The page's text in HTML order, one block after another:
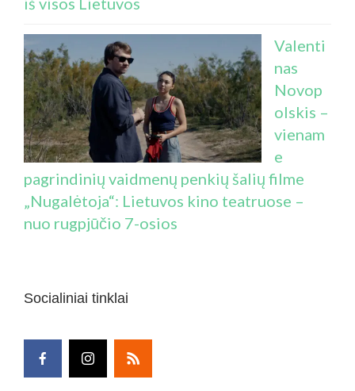
Valenti
nas
Novop
olskis –
vienam
e
pagrindinių vaidmenų penkių šalių filme
„Nugalėtoja“: Lietuvos kino teatruose –
nuo rugpjūčio 7-osios
Socialiniai tinklai